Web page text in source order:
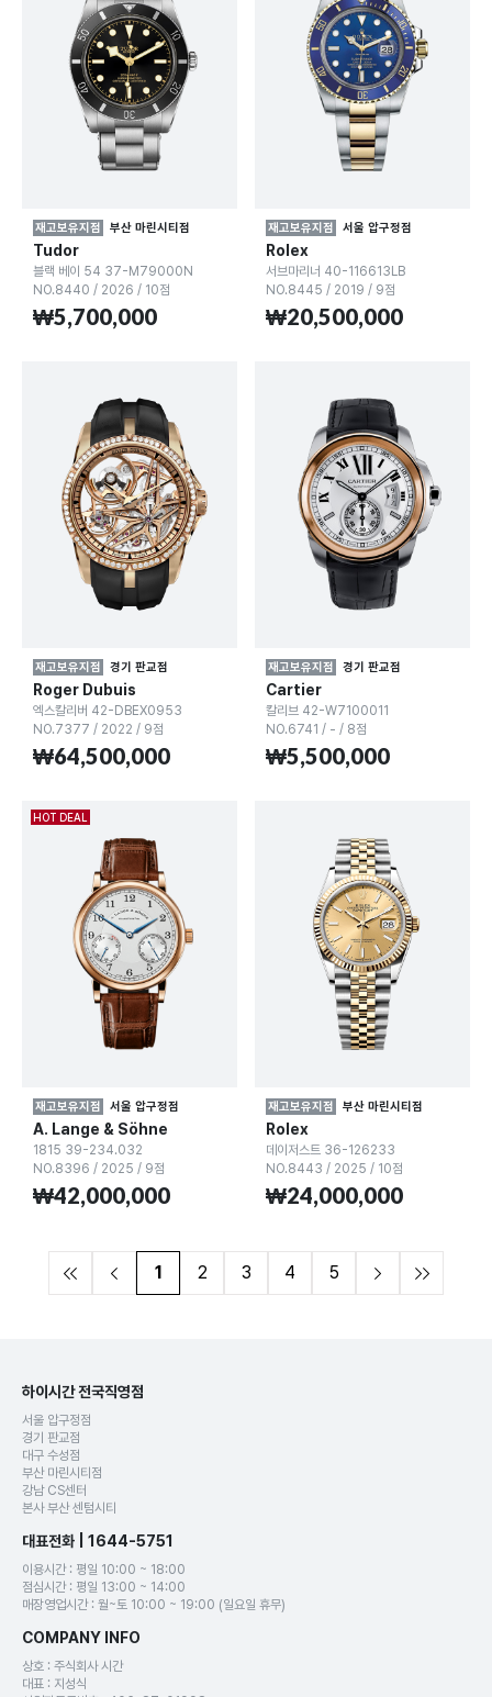
재고보유지점 부산 마린시티점
Tudor
블랙 베이 54 37-M79000N
NO.8440 / 2026 / 10점
₩5,700,000
재고보유지점 서울 압구정점
Rolex
서브마리너 40-116613LB
NO.8445 / 2019 / 9점
₩20,500,000
재고보유지점 경기 판교점
Roger Dubuis
엑스칼리버 42-DBEX0953
NO.7377 / 2022 / 9점
₩64,500,000
재고보유지점 경기 판교점
Cartier
칼리브 42-W7100011
NO.6741 / - / 8점
₩5,500,000
HOT DEAL
재고보유지점 서울 압구정점
A. Lange & Söhne
1815 39-234.032
NO.8396 / 2025 / 9점
₩42,000,000
재고보유지점 부산 마린시티점
Rolex
데이저스트 36-126233
NO.8443 / 2025 / 10점
₩24,000,000
1 2 3 4 5
하이시간 전국직영점
서울 압구정점
경기 판교점
대구 수성점
부산 마린시티점
강남 CS센터
본사 부산 센텀시티
대표전화 | 1644-5751
이용시간 : 평일 10:00 ~ 18:00
점심시간 : 평일 13:00 ~ 14:00
매장영업시간 : 월~토 10:00 ~ 19:00 (일요일 휴무)
COMPANY INFO
상호 : 주식회사 시간
대표 : 지성식